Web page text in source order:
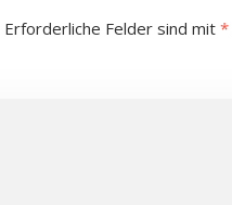
Erforderliche Felder sind mit *